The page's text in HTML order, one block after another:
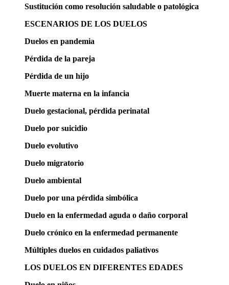
Sustitución como resolución saludable o patológica
ESCENARIOS DE LOS DUELOS
Duelos en pandemia
Pérdida de la pareja
Pérdida de un hijo
Muerte materna en la infancia
Duelo gestacional, pérdida perinatal
Duelo por suicidio
Duelo evolutivo
Duelo migratorio
Duelo ambiental
Duelo por una pérdida simbólica
Duelo en la enfermedad aguda o daño corporal
Duelo crónico en la enfermedad permanente
Múltiples duelos en cuidados paliativos
LOS DUELOS EN DIFERENTES EDADES